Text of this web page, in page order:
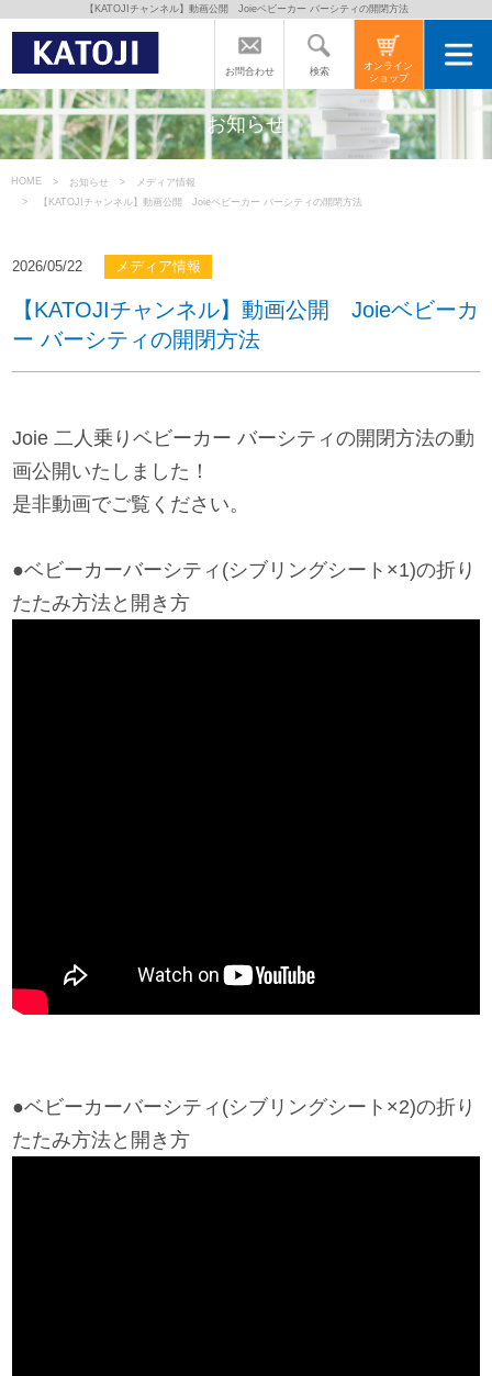
トップページ
カトージの商品
よくあるご質問
プライバシーポリシー
オフィシャルFacebook
お問合わせ 検索
オンライン
ショップ
【KATOJIチャンネル】動画公開 Joieベビーカー バーシティの開閉方法
お知らせ
HOME お知らせ
メディア情報
【KATOJIチャンネル】動画公開 Joieベビーカー バーシティの開閉方法
2026/05/22 メディア情報
【KATOJIチャンネル】動画公開 Joieベビーカ
ー バーシティの開閉方法
Joie 二人乗りベビーカー バーシティの開閉方法の動
画公開いたしました！
是非動画でご覧ください。
●ベビーカーバーシティ(シブリングシート×1)の折り
たたみ方法と開き方
●ベビーカーバーシティ(シブリングシート×2)の折り
たたみ方法と開き方